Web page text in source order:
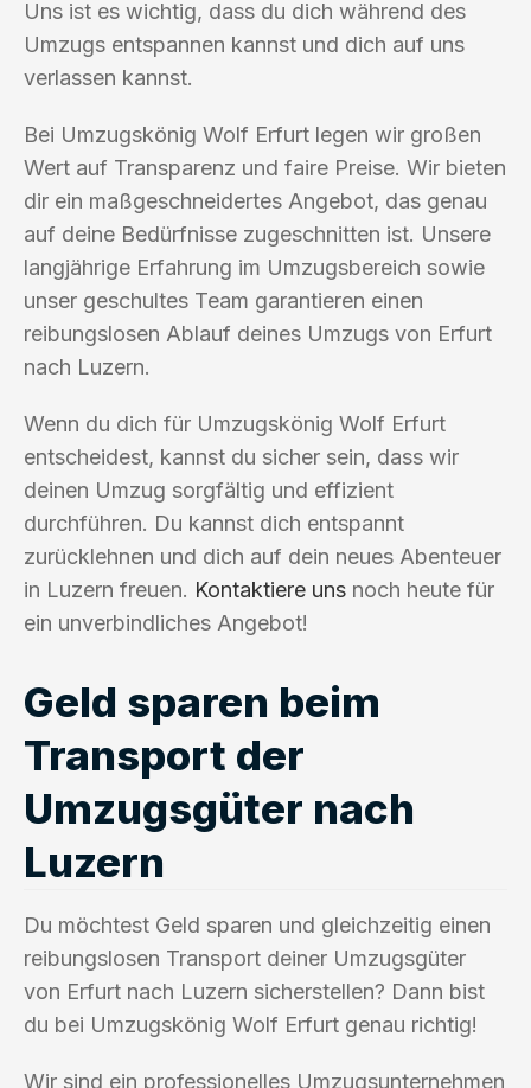
Uns ist es wichtig, dass du dich während des
Umzugs entspannen kannst und dich auf uns
verlassen kannst.
Bei Umzugskönig Wolf Erfurt legen wir großen
Wert auf Transparenz und faire Preise. Wir bieten
dir ein maßgeschneidertes Angebot, das genau
auf deine Bedürfnisse zugeschnitten ist. Unsere
langjährige Erfahrung im Umzugsbereich sowie
unser geschultes Team garantieren einen
reibungslosen Ablauf deines Umzugs von Erfurt
nach Luzern.
Wenn du dich für Umzugskönig Wolf Erfurt
entscheidest, kannst du sicher sein, dass wir
deinen Umzug sorgfältig und effizient
durchführen. Du kannst dich entspannt
zurücklehnen und dich auf dein neues Abenteuer
in Luzern freuen. Kontaktiere uns noch heute für
ein unverbindliches Angebot!
Geld sparen beim
Transport der
Umzugsgüter nach
Luzern
Du möchtest Geld sparen und gleichzeitig einen
reibungslosen Transport deiner Umzugsgüter
von Erfurt nach Luzern sicherstellen? Dann bist
du bei Umzugskönig Wolf Erfurt genau richtig!
Wir sind ein professionelles Umzugsunternehmen